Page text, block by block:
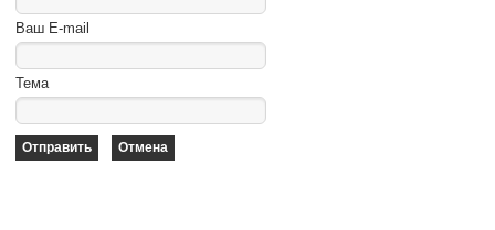
Ваш E-mail
Тема
Отправить Отмена